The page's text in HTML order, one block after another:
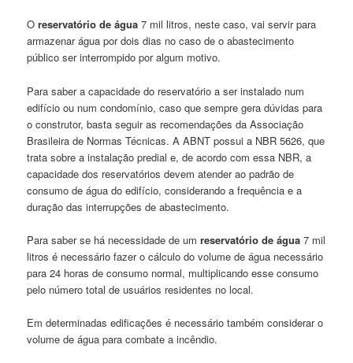
Oreservatório de água 7 mil litros, neste caso, vai servir para
armazenar água por dois dias no caso de o abastecimento
público ser interrompido por algum motivo.
Para saber a capacidade do reservatório a ser instalado num
edifício ou num condomínio, caso que sempre gera dúvidas para
o construtor, basta seguir as recomendações da Associação
Brasileira de Normas Técnicas. A ABNT possui a NBR 5626, que
trata sobre a instalação predial e, de acordo com essa NBR, a
capacidade dos reservatórios devem atender ao padrão de
consumo de água do edifício, considerando a frequência e a
duração das interrupções de abastecimento.
Para saber se há necessidade de umreservatório de água 7 mil
litros é necessário fazer o cálculo do volume de água necessário
para 24 horas de consumo normal, multiplicando esse consumo
pelo número total de usuários residentes no local.
Em determinadas edificações é necessário também considerar o
volume de água para combate a incêndio.